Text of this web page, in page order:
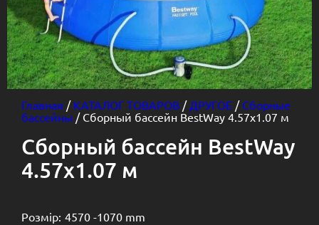
Главная / КАТАЛОГ ТОВАРОВ / ДРУГОЕ / Сборные
бассейны / Сборный бассейн BestWay 4.57х1.07 м
Сборный бассейн BestWay
4.57х1.07 м
Розмір: 4570 -1070 mm